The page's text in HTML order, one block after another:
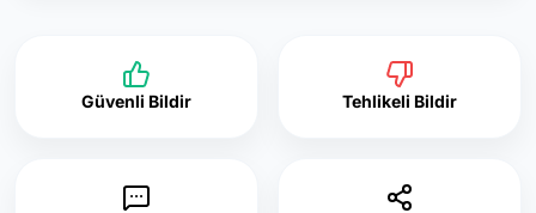
Güvenli Bildir Tehlikeli Bildir